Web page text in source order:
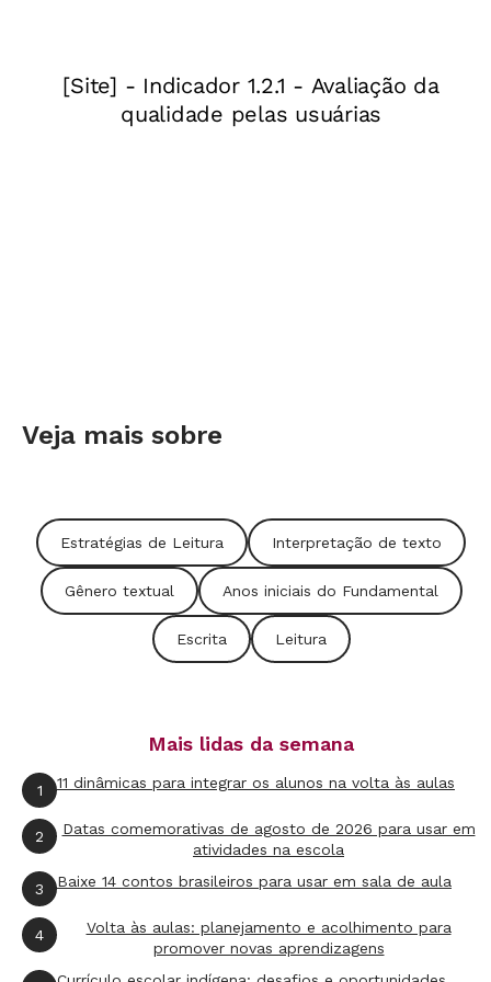
do simples "gostei" ou "não gostei".
investigação sobre os meios utilizados) e
interpretação (hipóteses sobre o significado da
condições em que a obra foi produzida, ou seja,
as informações de contexto). Apenas depois de
tudo isso é que o aluno realiza uma nova
produção, inspirada pela obra lida - é o
momento da releitura (atenção: não se trata de
Gêneros privilegiados em Arte
Imagem
Realizadas com base em uma gramática
característica - a visual -, utilizam formas,
cores, volumes e texturas para construir um
sentido.
Veja mais sobre
Estratégias de Leitura Interpretação de texto
Gênero textual Anos iniciais do Fundamental
Escrita Leitura
Mais lidas da semana
1 11 dinâmicas para integrar os alunos na volta às aulas
2
Datas comemorativas de agosto de 2026 para usar em
atividades na escola
3 Baixe 14 contos brasileiros para usar em sala de aula
4
Volta às aulas: planejamento e acolhimento para
promover novas aprendizagens